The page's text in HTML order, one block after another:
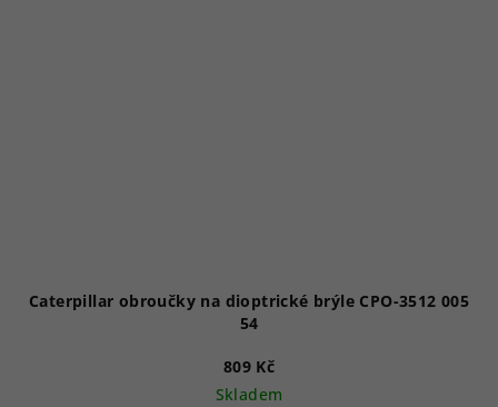
Caterpillar obroučky na dioptrické brýle CPO-3512 005
54
809 Kč
Skladem